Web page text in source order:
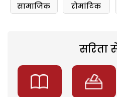
सामाजिक रोमांटिक
सरिता